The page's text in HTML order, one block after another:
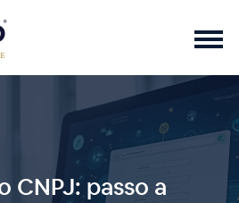
CNPJ: passo a